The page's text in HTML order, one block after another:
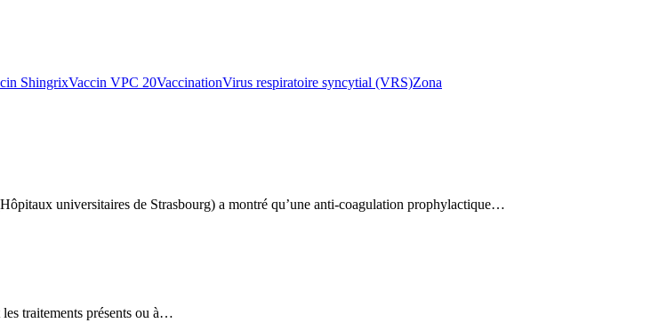
ShingrixVaccin VPC 20VaccinationVirus respiratoire syncytial (VRS)Zona
universitaires de Strasbourg) a montré qu’une anti-coagulation prophylactique…
traitements présents ou à…